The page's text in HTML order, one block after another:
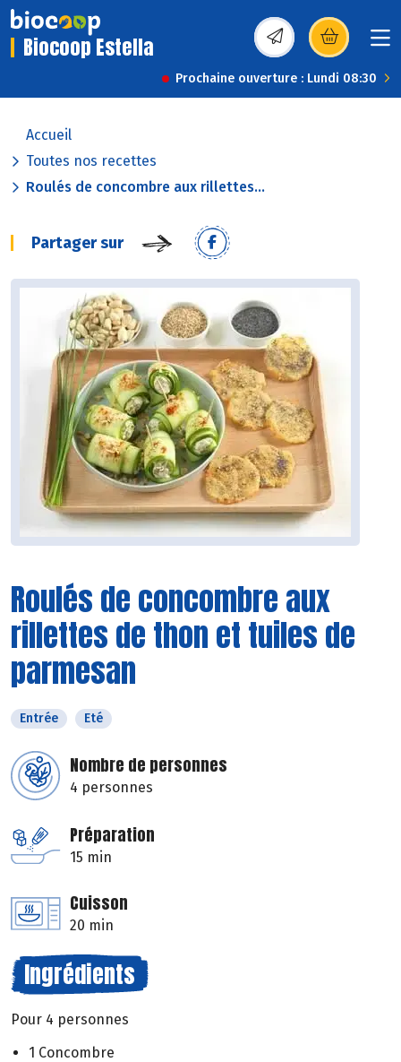
Biocoop Estella (s’ouvre dans une
Prochaine ouverture : Lundi 08:30
Accueil
Toutes nos recettes
Roulés de concombre aux rillettes...
Partager sur
Roulés de concombre aux
rillettes de thon et tuiles de
parmesan
Entrée Eté
Nombre de personnes
4 personnes
Préparation
15 min
Cuisson
20 min
Ingrédients
Pour 4 personnes
1 Concombre